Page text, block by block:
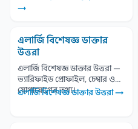
→
এলার্জি বিশেষজ্ঞ ডাক্তার
উত্তরা
এলার্জি বিশেষজ্ঞ ডাক্তার উত্তরা —
ভ্যারিফাইড প্রোফাইল, চেম্বার ও
যোগাযোগের তথ্য।
এলার্জি বিশেষজ্ঞ ডাক্তার উত্তরা →